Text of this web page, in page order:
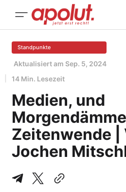
Standpunkte
Aktualisiert am Sep. 5, 2024
14 Min. Lesezeit
Medien, und
Zeitenwende |
Jochen